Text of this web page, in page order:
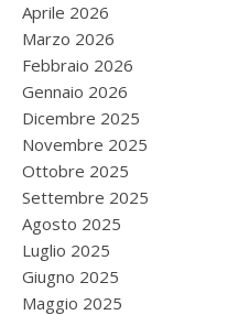
Aprile 2026
Marzo 2026
Febbraio 2026
Gennaio 2026
Dicembre 2025
Novembre 2025
Ottobre 2025
Settembre 2025
Agosto 2025
Luglio 2025
Giugno 2025
Maggio 2025